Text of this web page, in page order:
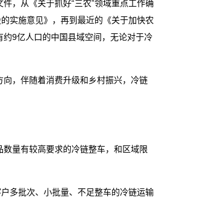
，从《关于抓好“三农”领域重点工作确
实施意见》，再到最近的《关于加快农
9亿人口的中国县域空间，无论对于冷
，伴随着消费升级和乡村振兴，冷链
量有较高要求的冷链整车，和区域限
多批次、小批量、不足整车的冷链运输